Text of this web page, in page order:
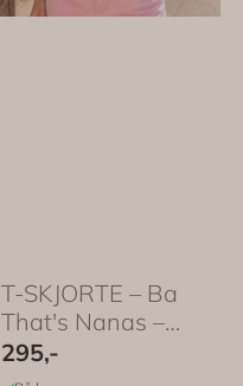
T-SKJORTE – Ba
That's Nanas –
Festligtrykk
295,-